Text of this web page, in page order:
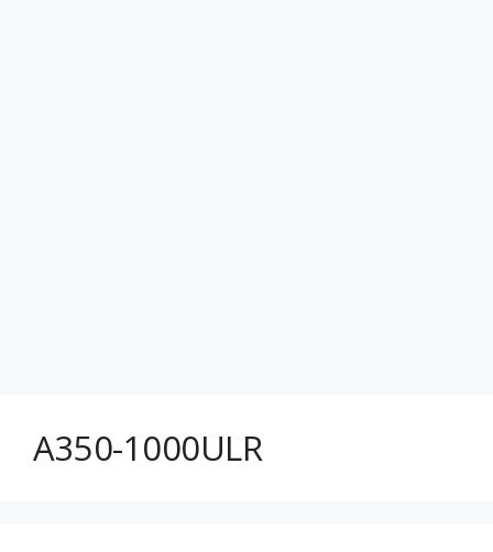
A350-1000ULR